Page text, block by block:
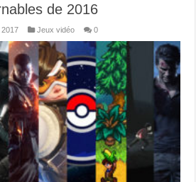
de 2016
2017 Jeux vidéo 0